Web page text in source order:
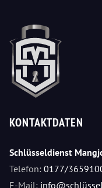
KONTAKTDATEN
Schlüsseldienst
Telefon: 0177/
E-Mail: